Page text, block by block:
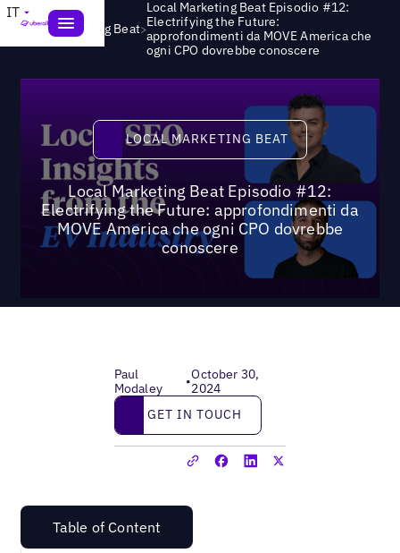
IT
Local Marketing Beat>
Local Marketing Beat Episodio #12:
Electrifying the Future:
approfondimenti da MOVE America che
ogni CPO dovrebbe conoscere
Local Marketing Beat
LOCAL MARKETING BEAT
Local Marketing Beat Episodio #12:
Electrifying the Future: approfondimenti da
MOVE America che ogni CPO dovrebbe
conoscere
Paul
Modaley
•October 30,
2024
Get in touch
GET IN TOUCH
Table of Content